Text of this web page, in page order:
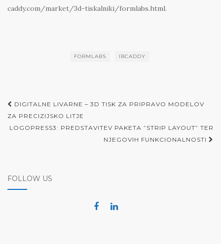
caddy.com/market/3d-tiskalniki/formlabs.html.
FORMLABS IBCADDY
Post
navigation
DIGITALNE LIVARNE – 3D TISK ZA PRIPRAVO MODELOV
ZA PRECIZIJSKO LITJE
LOGOPRESS3: PREDSTAVITEV PAKETA ”STRIP LAYOUT” TER
NJEGOVIH FUNKCIONALNOSTI
FOLLOW US